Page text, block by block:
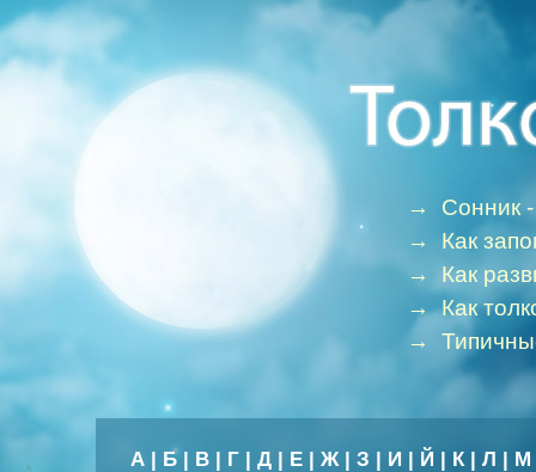
→ Сонник
→ Как
→ Как
→Как
→
А | Б| В | Г | Д | Е | Ж| З | И | Й | К| Л | М